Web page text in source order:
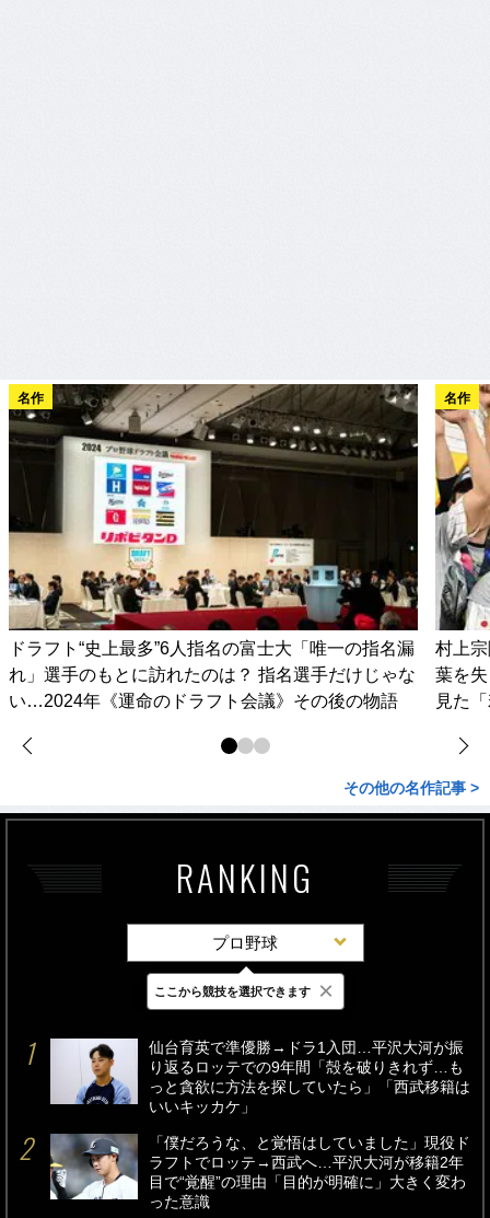
名作
ドラフト“史上最多”6人指名の富士大「唯一の指名漏
れ」選手のもとに訪れたのは？ 指名選手だけじゃな
い…2024年《運命のドラフト会議》その後の物語
名作
村上
葉を
見た
その他の名作記事 >
RANKING
プロ野球
最新 24時間 週間
仙台育英で準優勝→ドラ1入団…平沢大河が振
り返るロッテでの9年間「殻を破りきれず…も
っと貪欲に方法を探していたら」「西武移籍は
いいキッカケ」
「僕だろうな、と覚悟はしていました」現役ド
ラフトでロッテ→西武へ…平沢大河が移籍2年
目で“覚醒”の理由「目的が明確に」大きく変わ
った意識
ここから競技を選択できます ×